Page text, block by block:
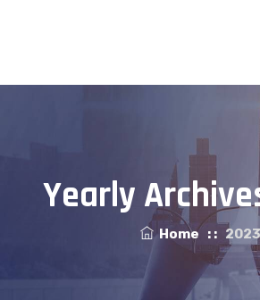
Yearly
Home: : 2023